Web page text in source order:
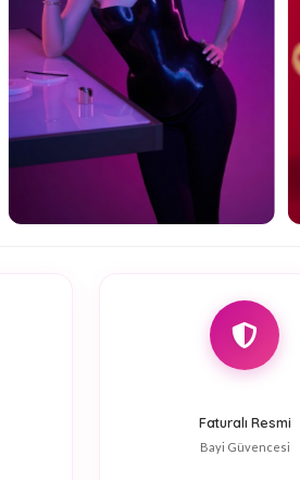
Faturalı Resmi
Bayi Güvencesi